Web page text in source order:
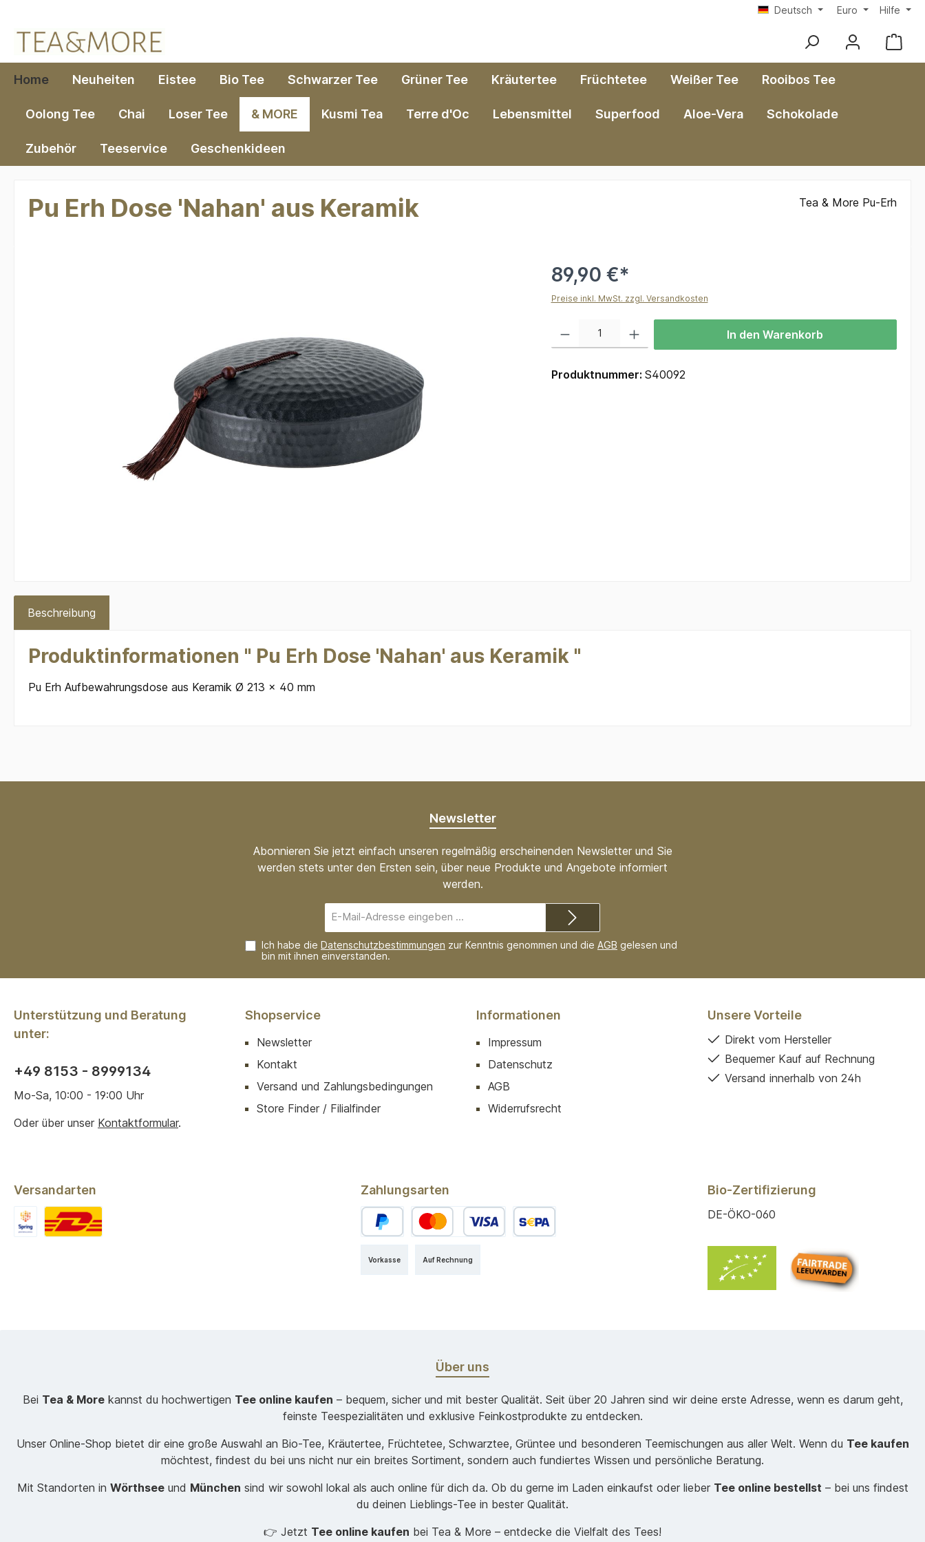
Deutsch Euro Hilfe
Home Neuheiten Eistee Bio Tee Schwarzer Tee Grüner Tee Kräutertee Früchtetee Weißer Tee Rooibos Tee
Oolong Tee Chai Loser Tee & MORE Kusmi Tea Terre d'Oc Lebensmittel Superfood Aloe-Vera Schokolade
Zubehör Teeservice Geschenkideen
Pu Erh Dose 'Nahan' aus Keramik Tea & More Pu-Erh
89,90 €*
Preise inkl. MwSt. zzgl. Versandkosten
In den Warenkorb
Produktnummer: S40092
Beschreibung
Produktinformationen " Pu Erh Dose 'Nahan' aus Keramik "
Pu Erh Aufbewahrungsdose aus Keramik Ø 213 x 40 mm
Newsletter
Abonnieren Sie jetzt einfach unseren regelmäßig erscheinenden Newsletter und Sie
werden stets unter den Ersten sein, über neue Produkte und Angebote informiert
werden.
Mail-
Adresse*
Ich habe die Datenschutzbestimmungen zur Kenntnis genommen und die AGB gelesen und
bin mit ihnen einverstanden.
Unterstützung und Beratung
unter:
+49 8153 - 8999134
Mo-Sa, 10:00 - 19:00 Uhr
Oder über unser Kontaktformular.
Shopservice
Newsletter
Kontakt
Versand und Zahlungsbedingungen
Store Finder / Filialfinder
Informationen
Impressum
Datenschutz
AGB
Widerrufsrecht
Unsere Vorteile
Direkt vom Hersteller
Bequemer Kauf auf Rechnung
Versand innerhalb von 24h
Versandarten Zahlungsarten
Auf Rechnung
Vorkasse
Bio-Zertifizierung
DE-ÖKO-060
Über uns
Bei Tea & Morekannst du hochwertigen Tee online kaufen – bequem, sicher und mit bester Qualität. Seit über 20 Jahren sind wir deine erste Adresse, wenn es darum geht,
feinste Teespezialitäten und exklusive Feinkostprodukte zu entdecken.
Unser Online-Shop bietet dir eine große Auswahl an Bio-Tee, Kräutertee, Früchtetee, Schwarztee, Grüntee und besonderen Teemischungen aus aller Welt. Wenn du Tee kaufen
möchtest, findest du bei uns nicht nur ein breites Sortiment, sondern auch fundiertes Wissen und persönliche Beratung.
Mit Standorten in Wörthseeund München sind wir sowohl lokal als auch online für dich da. Ob du gerne im Laden einkaufst oder lieber Tee online bestellst – bei uns findest
du deinen Lieblings-Tee in bester Qualität.
👉 Jetzt Tee online kaufen bei Tea & More – entdecke die Vielfalt des Tees!